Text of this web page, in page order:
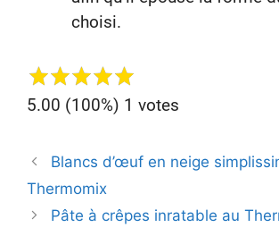
choisi.
5.00 (100%) 1 votes
Navegación
de
Blancs d’œuf en neige
Thermomix
Pâte à crêpes inratable au